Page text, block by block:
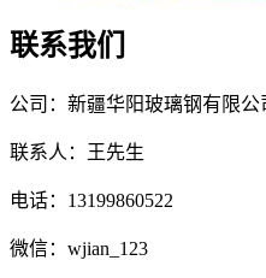
联系我们
公司：新疆华阳玻璃钢有限公
联系人：王先生
电话：13199860522
微信：wjian_123